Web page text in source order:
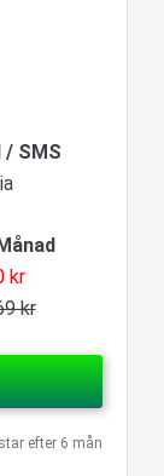
/ SMS
kr
kr
efter 6 mån